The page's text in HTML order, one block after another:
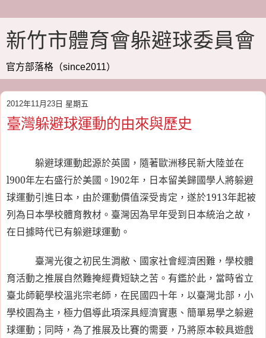
新竹市體育會躲避球委員會
官方部落格（since2011）
2012年11月23日 星期五
臺灣躲避球運動的由來與歷史
躲避球運動起源於英國，隨著歐洲移民新大陸並在
l900年左右盛行於美國。 l902年，日本留美歸國學人將躲避
球運動引進日本，由於運動價值深受肯定，遂於1913年起被
列為日本學校體育教材。臺灣因為早年受到日本統治之故，
在日據時代已有躲避球運動。
臺灣光復之初民生淍敝、國家社會經濟困難，學校體
育活動之推展自然難掩經費短缺之苦。有鑑於此，當時省立
臺北師範學校溫兆宗老師，在民國四十年，以臺灣北部，小
學校園為主，極力倡導此項深具經濟實惠、簡單易學之躲避
球運動；同時，為了推展及比賽的需要，乃將原本較具遊戲